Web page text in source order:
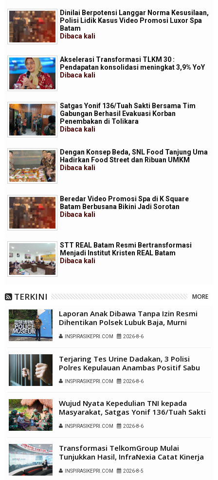
Dinilai Berpotensi Langgar Norma Kesusilaan,
Polisi Lidik Kasus Video Promosi Luxor Spa
Batam
Dibaca kali
Akselerasi Transformasi TLKM 30 :
Pendapatan konsolidasi meningkat 3,9% YoY
Dibaca kali
Satgas Yonif 136/Tuah Sakti Bersama Tim
Gabungan Berhasil Evakuasi Korban
Penembakan di Tolikara
Dibaca kali
Dengan Konsep Beda, SNL Food Tanjung Uma
Hadirkan Food Street dan Ribuan UMKM
Dibaca kali
Beredar Video Promosi Spa di K Square
Batam Berbusana Bikini Jadi Sorotan
Dibaca kali
STT REAL Batam Resmi Bertransformasi
Menjadi Institut Kristen REAL Batam
Dibaca kali
TERKINI MORE
Laporan Anak Dibawa Tanpa Izin Resmi
Dihentikan Polsek Lubuk Baja, Murni
Sengketa Hak Asuh
INSPIRASIKEPRI.COM 2026-8-6
Terjaring Tes Urine Dadakan, 3 Polisi
Polres Kepulauan Anambas Positif Sabu
INSPIRASIKEPRI.COM 2026-8-6
Wujud Nyata Kepedulian TNI kepada
Masyarakat, Satgas Yonif 136/Tuah Sakti
Gelar Pengobatan Keliling di Kampung
Kalome
INSPIRASIKEPRI.COM 2026-8-6
Transformasi TelkomGroup Mulai
Tunjukkan Hasil, InfraNexia Catat Kinerja
Positif Perkuat Infrastruktur Digital
Nasional
INSPIRASIKEPRI.COM 2026-8-5